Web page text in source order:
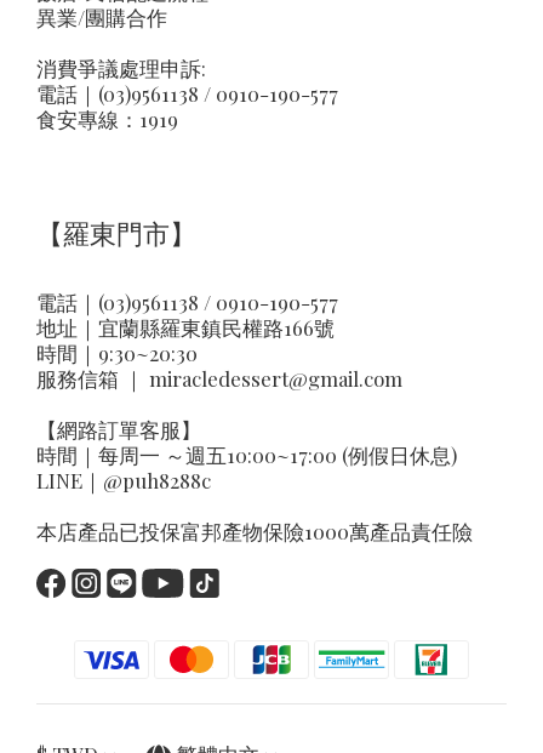
異業/團購合作
消費爭議處理申訴:
電話｜(03)9561138 / 0910-190-577
食安專線：1919
【羅東門市】
電話｜(03)9561138 / 0910-190-577
地址｜ 宜蘭縣羅東鎮民權路166號
時間｜9:30~20:30
服務信箱 ｜ miracledessert@gmail.com
【網路訂單客服】
時間｜每周一 ～週五10:00~17:00 (例假日休息)
LINE｜ @puh8288c
本店產品已投保富邦產物保險1000萬產品責任險